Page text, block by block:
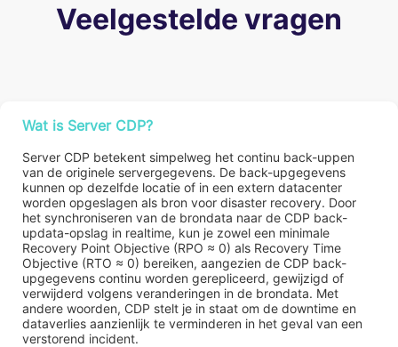
Veelgestelde vragen
Wat is Server CDP?
Server CDP betekent simpelweg het continu back-uppen
van de originele servergegevens. De back-upgegevens
kunnen op dezelfde locatie of in een extern datacenter
worden opgeslagen als bron voor disaster recovery. Door
het synchroniseren van de brondata naar de CDP back-
updata-opslag in realtime, kun je zowel een minimale
Recovery Point Objective (RPO ≈ 0) als Recovery Time
Objective (RTO ≈ 0) bereiken, aangezien de CDP back-
upgegevens continu worden gerepliceerd, gewijzigd of
verwijderd volgens veranderingen in de brondata. Met
andere woorden, CDP stelt je in staat om de downtime en
dataverlies aanzienlijk te verminderen in het geval van een
verstorend incident.